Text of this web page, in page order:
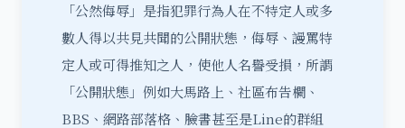
「公然侮辱」是指犯罪行為人在不特定人或多
數人得以共見共聞的公開狀態，侮辱、謾罵特
定人或可得推知之人，使他人名譽受損，所謂
「公開狀態」例如大馬路上、社區布告欄、
BBS、網路部落格、臉書甚至是Line的群組